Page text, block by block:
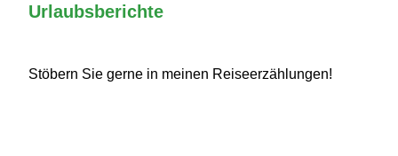
Urlaubsberichte
Stöbern Sie gerne in meinen Reiseerzählungen!